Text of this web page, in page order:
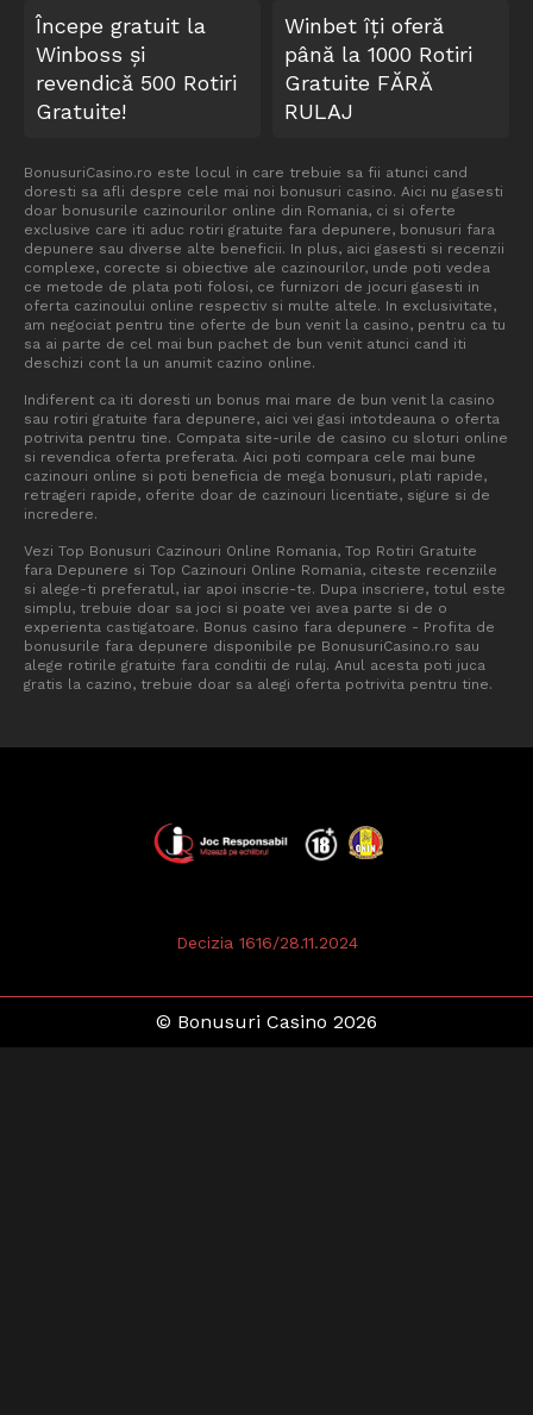
Începe gratuit la
Winboss și
revendică 500 Rotiri
Gratuite!
Winbet îți oferă
până la 1000 Rotiri
Gratuite FĂRĂ
RULAJ
BonusuriCasino.ro este locul in care trebuie sa fii atunci cand
doresti sa afli despre cele mai noi bonusuri casino. Aici nu gasesti
doar bonusurile cazinourilor online din Romania, ci si oferte
exclusive care iti aduc rotiri gratuite fara depunere, bonusuri fara
depunere sau diverse alte beneficii. In plus, aici gasesti si recenzii
complexe, corecte si obiective ale cazinourilor, unde poti vedea
ce metode de plata poti folosi, ce furnizori de jocuri gasesti in
oferta cazinoului online respectiv si multe altele. In exclusivitate,
am negociat pentru tine oferte de bun venit la casino, pentru ca tu
sa ai parte de cel mai bun pachet de bun venit atunci cand iti
deschizi cont la un anumit cazino online.
Indiferent ca iti doresti un bonus mai mare de bun venit la casino
sau rotiri gratuite fara depunere, aici vei gasi intotdeauna o oferta
potrivita pentru tine. Compata site-urile de casino cu sloturi online
si revendica oferta preferata. Aici poti compara cele mai bune
cazinouri online si poti beneficia de mega bonusuri, plati rapide,
retrageri rapide, oferite doar de cazinouri licentiate, sigure si de
incredere.
Vezi Top Bonusuri Cazinouri Online Romania, Top Rotiri Gratuite
fara Depunere si Top Cazinouri Online Romania, citeste recenziile
si alege-ti preferatul, iar apoi inscrie-te. Dupa inscriere, totul este
simplu, trebuie doar sa joci si poate vei avea parte si de o
experienta castigatoare. Bonus casino fara depunere - Profita de
bonusurile fara depunere disponibile pe BonusuriCasino.ro sau
alege rotirile gratuite fara conditii de rulaj. Anul acesta poti juca
gratis la cazino, trebuie doar sa alegi oferta potrivita pentru tine.
Decizia 1616/28.11.2024
© Bonusuri Casino 2026